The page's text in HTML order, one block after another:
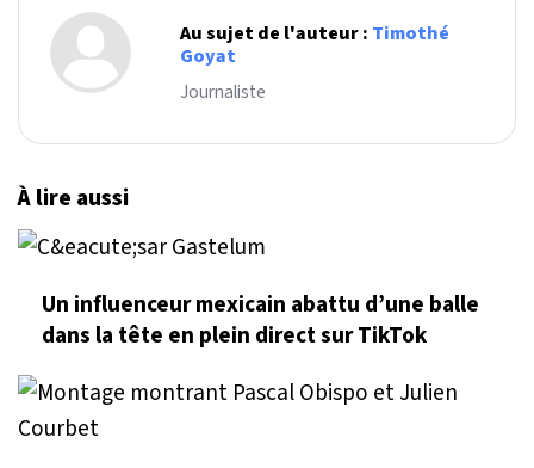
Au sujet de l'auteur : Timothé
Goyat
Journaliste
À lire aussi
Un influenceur mexicain abattu d’une balle
dans la tête en plein direct sur TikTok